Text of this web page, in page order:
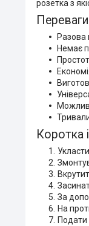
розетка з
Переваги
Разова
Немає
Коротка
За
На
Подати